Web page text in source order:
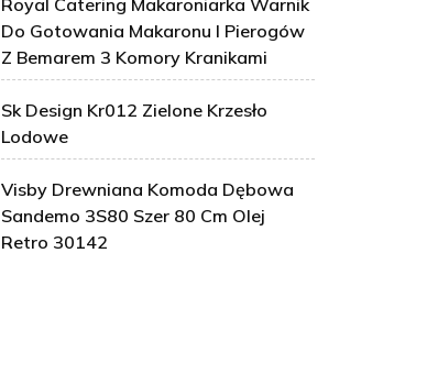
Royal Catering Makaroniarka Warnik
Do Gotowania Makaronu I Pierogów
Z Bemarem 3 Komory Kranikami
Sk Design Kr012 Zielone Krzesło
Lodowe
Visby Drewniana Komoda Dębowa
Sandemo 3S80 Szer 80 Cm Olej
Retro 30142